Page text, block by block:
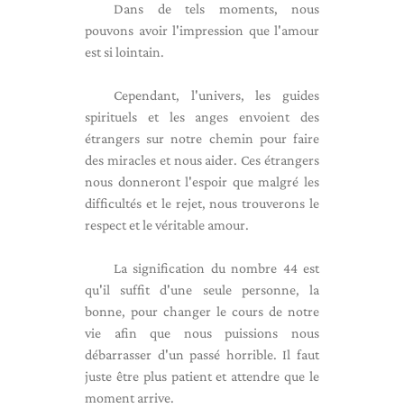
Dans de tels moments, nous
pouvons avoir l'impression que l'amour
est si lointain.
Cependant, l'univers, les guides
spirituels et les anges envoient des
étrangers sur notre chemin pour faire
des miracles et nous aider. Ces étrangers
nous donneront l'espoir que malgré les
difficultés et le rejet, nous trouverons le
respect et le véritable amour.
La signification du nombre 44 est
qu'il suffit d'une seule personne, la
bonne, pour changer le cours de notre
vie afin que nous puissions nous
débarrasser d'un passé horrible. Il faut
juste être plus patient et attendre que le
moment arrive.